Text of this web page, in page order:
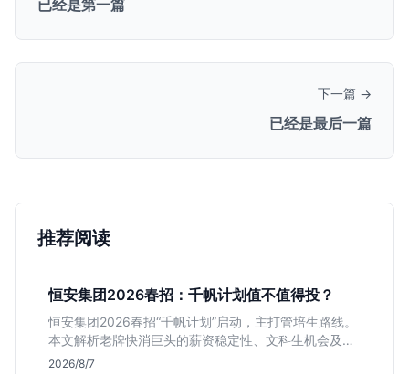
已经是第一篇
下一篇 →
已经是最后一篇
推荐阅读
恒安集团2026春招：千帆计划值不值得投？
恒安集团2026春招“千帆计划”启动，主打管培生路线。
本文解析老牌快消巨头的薪资稳定性、文科生机会及决
策链条长的局限，帮你判断是否值得投递。
2026/8/7